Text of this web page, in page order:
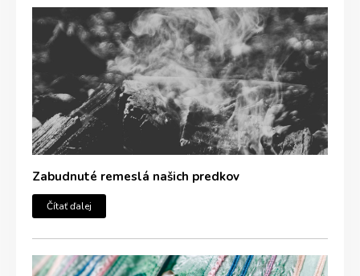
Zabudnuté remeslá našich predkov
Čítať ďalej